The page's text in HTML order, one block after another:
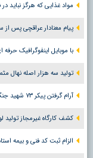
مواد غذایی که هرگز نباید
پیام معنادار عراقچی پس
با موبایل اینفوگرافیک
تولید سه هزار اصله نهال
آرام گرفتن پیکر ۷۳ شهید جنگ تحمیلی در جوار امامزادگان استان البرز
کشف کارگاه غیرمجاز تولید
الزام ثبت کد فنی و بیمه